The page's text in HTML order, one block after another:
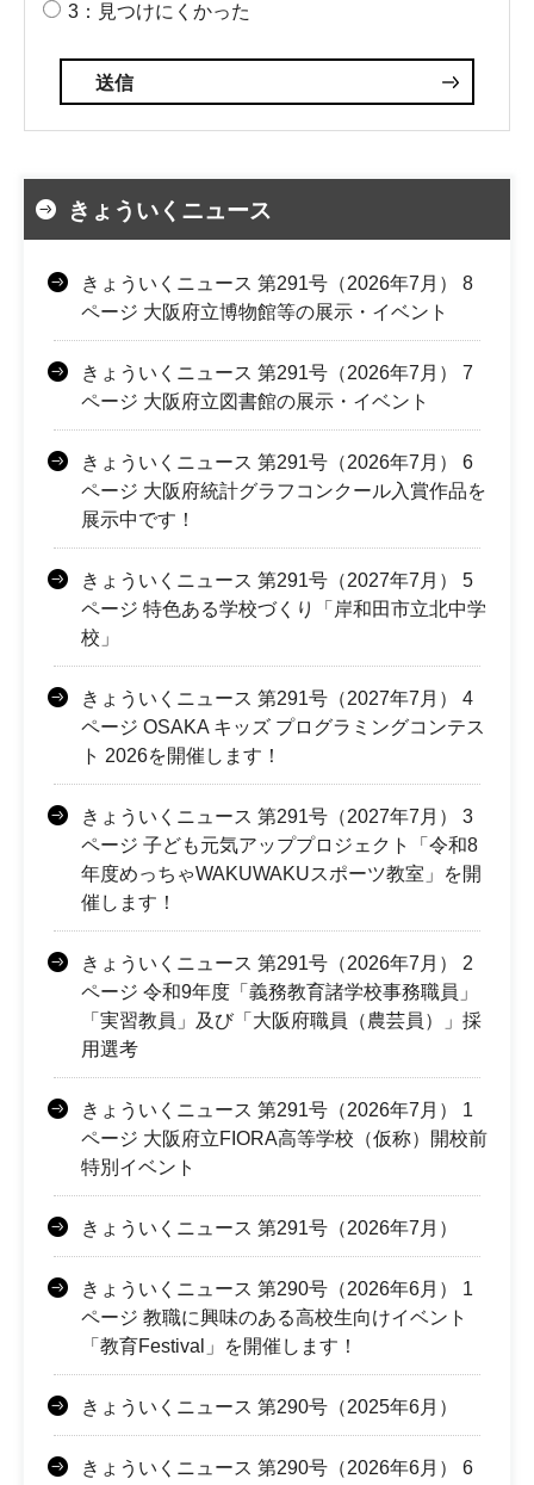
3：見つけにくかった
きょういくニュース
きょういくニュース 第291号（2026年7月） 8
ページ 大阪府立博物館等の展示・イベント
きょういくニュース 第291号（2026年7月） 7
ページ 大阪府立図書館の展示・イベント
きょういくニュース 第291号（2026年7月） 6
ページ 大阪府統計グラフコンクール入賞作品を
展示中です！
きょういくニュース 第291号（2027年7月） 5
ページ 特色ある学校づくり「岸和田市立北中学
校」
きょういくニュース 第291号（2027年7月） 4
ページ OSAKA キッズ プログラミングコンテス
ト 2026を開催します！
きょういくニュース 第291号（2027年7月） 3
ページ 子ども元気アッププロジェクト「令和8
年度めっちゃWAKUWAKUスポーツ教室」を開
催します！
きょういくニュース 第291号（2026年7月） 2
ページ 令和9年度「義務教育諸学校事務職員」
「実習教員」及び「大阪府職員（農芸員）」採
用選考
きょういくニュース 第291号（2026年7月） 1
ページ 大阪府立FIORA高等学校（仮称）開校前
特別イベント
きょういくニュース 第291号（2026年7月）
きょういくニュース 第290号（2026年6月） 1
ページ 教職に興味のある高校生向けイベント
「教育Festival」を開催します！
きょういくニュース 第290号（2025年6月）
きょういくニュース 第290号（2026年6月） 6